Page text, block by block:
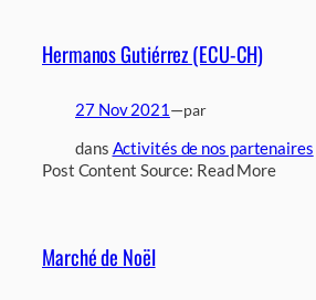
Hermanos Gutiérrez (ECU-CH)
27 Nov 2021 —par
dans Activités de nos partenaires
Post Content Source: Read More
Marché de Noël